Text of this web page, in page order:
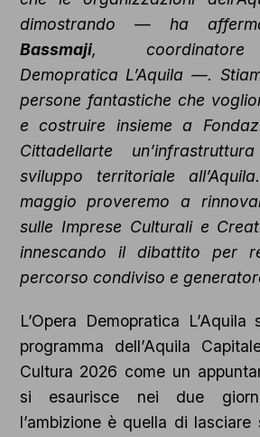
dimostrando — ha
Bassmaji, coordinatore
Demopratica L’Aquila —.
persone fantastiche che
e costruire insieme a
Cittadellarte
sviluppo territoriale
maggio proveremo a
sulle Imprese Culturali e
innescando il dibattito per
percorso condiviso e
L’Opera Demopratica
programma dell’Aquila
Cultura 2026 come un
si esaurisce nei due
l’ambizione è quella di